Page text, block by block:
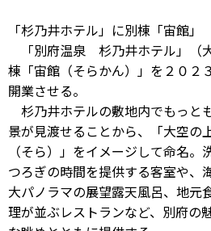
「杉乃井ホテル」に別棟「宙館」
「別府温泉 杉乃井ホテル」（
棟「宙館（そらかん）」を２０２
開業させる。
杉乃井ホテルの敷地内でもっと
景が見渡せることから、「大空の
（そら）」をイメージして命名。
つろぎの時間を提供する客室や、
大パノラマの展望露天風呂、地元
理が並ぶレストランなど、別府の